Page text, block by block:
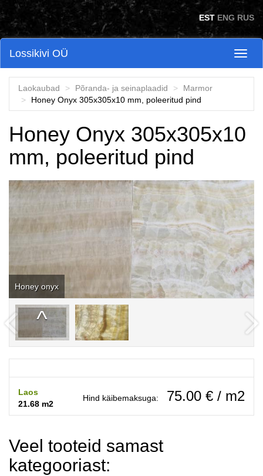
Skip to main content EST ENG RUS
Lossikivi OÜ
Laokaubad Põranda- ja seinaplaadid
Marmor
Honey Onyx 305x305x10 mm, poleeritud pind
Honey Onyx 305x305x10
mm, poleeritud pind
Honey onyx
Laos
21.68 m2
Hind käibemaksuga: 75.00 € / m2
Veel tooteid samast
kategooriast: